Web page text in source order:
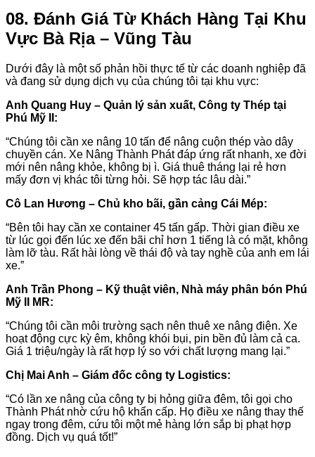
08. Đánh Giá Từ Khách Hàng Tại Khu
Vực Bà Rịa – Vũng Tàu
Dưới đây là một số phản hồi thực tế từ các doanh nghiệp đã
và đang sử dụng dịch vụ của chúng tôi tại khu vực:
Anh Quang Huy – Quản lý sản xuất, Công ty Thép tại
Phú Mỹ II:
“Chúng tôi cần xe nâng 10 tấn để nâng cuộn thép vào dây
chuyền cán. Xe Nâng Thành Phát đáp ứng rất nhanh, xe đời
mới nên nâng khỏe, không bị ì. Giá thuê tháng lại rẻ hơn
mấy đơn vị khác tôi từng hỏi. Sẽ hợp tác lâu dài.”
Cô Lan Hương – Chủ kho bãi, gần cảng Cái Mép:
“Bên tôi hay cần xe container 45 tấn gấp. Thời gian điều xe
từ lúc gọi đến lúc xe đến bãi chỉ hơn 1 tiếng là có mặt, không
làm lỡ tàu. Rất hài lòng về thái độ và tay nghề của anh em lái
xe.”
Anh Trần Phong – Kỹ thuật viên, Nhà máy phân bón Phú
Mỹ II MR:
“Chúng tôi cần môi trường sạch nên thuê xe nâng điện. Xe
hoạt động cực kỳ êm, không khói bụi, pin bền đủ làm cả ca.
Giá 1 triệu/ngày là rất hợp lý so với chất lượng mang lại.”
Chị Mai Anh – Giám đốc công ty Logistics:
“Có lần xe nâng của công ty bị hỏng giữa đêm, tôi gọi cho
Thành Phát nhờ cứu hộ khẩn cấp. Họ điều xe nâng thay thế
ngay trong đêm, cứu tôi một mẻ hàng lớn sắp bị phạt hợp
đồng. Dịch vụ quá tốt!”